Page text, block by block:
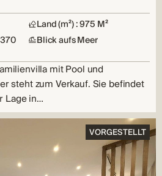
Land (m²) : 975 M²
Blick aufs Meer
mit Pool und
steht zum Verkauf. Sie befindet
Lage in…
VORGESTELLT